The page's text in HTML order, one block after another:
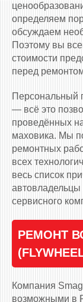
определяем
обсуждаем
Поэтому вы
стоимости
перед
Персональный
— всё это
проведённых
маховика. Мы
ремонтных
всех
весь список
автовладельцы
сервисного
РЕМОНТ
Компания
возможными в